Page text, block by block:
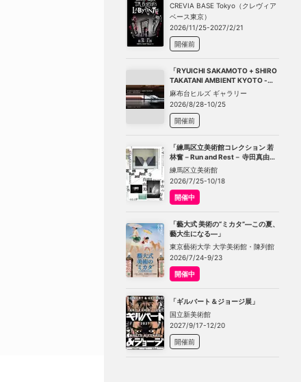
CREVIA BASE Tokyo（クレヴィア
ベース東京）
2026/11/25-2027/2/21
開催前
「RYUICHI SAKAMOTO + SHIRO
TAKATANI AMBIENT KYOTO -
TOKYO」
麻布台ヒルズ ギャラリー
2026/8/28-10/25
開催前
「練馬区立美術館コレクション 若
林奮－Run and Rest－ 寺田真由美
－不在の存在－」
練馬区立美術館
2026/7/25-10/18
開催中
「藝大式 美術の“ミカタ”―この夏、
藝大生になる―」
東京藝術大学 大学美術館・陳列館
2026/7/24-9/23
開催中
「ギルバート＆ジョージ展」
国立新美術館
2027/9/17-12/20
開催前